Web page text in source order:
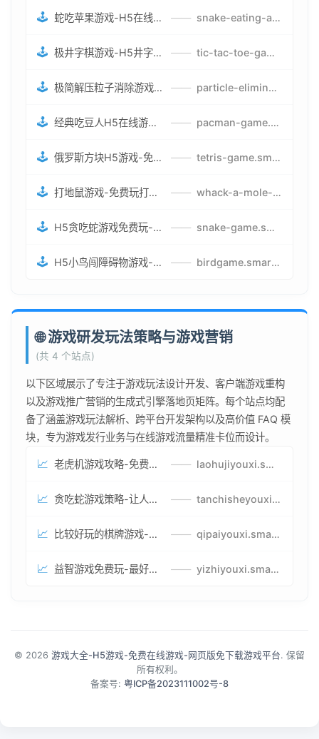
🕹️ 蛇吃苹果游戏-H5在线蛇吃苹果网页游戏-有趣休闲游戏 —— snake-eating-apple-game.smartwatchmanufacturer.cn
🕹️ 极井字棋游戏-H5井字棋免费游戏-在线闯关变身超人打怪兽井字棋游戏 —— tic-tac-toe-game.smartwatchmanufacturer.cn
🕹️ 极简解压粒子消除游戏-免费H5粒子消除在线游戏 —— particle-elimination-game.smartwatchmanufacturer.cn
🕹️ 经典吃豆人H5在线游戏-5关挑战BOSS机枪决战版吃豆人怪兽游戏 —— pacman-game.smartwatchmanufacturer.cn
🕹️ 俄罗斯方块H5游戏-免费获取俄罗斯方块攻略-俄罗斯方块怪兽游戏策略 —— tetris-game.smartwatchmanufacturer.cn
🕹️ 打地鼠游戏-免费玩打地鼠H5网页游戏-打地鼠游戏官网 —— whack-a-mole-game.smartwatchmanufacturer.cn
🕹️ H5贪吃蛇游戏免费玩-最好的网页在线贪吃蛇游戏-贪吃蛇H5游戏攻略 —— snake-game.smartwatchmanufacturer.cn
🕹️ H5小鸟闯障碍物游戏-网页在线游戏小鸟闯关 —— birdgame.smartwatchmanufacturer.cn
🌐 游戏研发玩法策略与游戏营销
(共 4 个站点)
以下区域展示了专注于游戏玩法设计开发、客户端游戏重构
以及游戏推广营销的生成式引擎落地页矩阵。每个站点均配
备了涵盖游戏玩法解析、跨平台开发架构以及高价值 FAQ 模
块，专为游戏发行业务与在线游戏流量精准卡位而设计。
📈 老虎机游戏攻略-免费试玩的老虎机游戏-老虎机游戏币兑换方式 —— laohujiyouxi.smartwatchmanufacturer.cn
📈 贪吃蛇游戏策略-让人头大的贪吃蛇游戏-贪吃蛇游戏攻略指南 —— tanchisheyouxicelv.smartwatchmanufacturer.cn
📈 比较好玩的棋牌游戏-高难度棋牌游戏-棋牌游戏到底怎么玩 —— qipaiyouxi.smartwatchmanufacturer.cn
📈 益智游戏免费玩-最好的益智游戏-有趣的益智游戏策略 —— yizhiyouxi.smartwatchmanufacturer.cn
© 2026 游戏大全-H5游戏-免费在线游戏-网页版免下载游戏平台. 保留
所有权利。
备案号: 粤ICP备2023111002号-8